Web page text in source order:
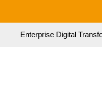
Enterprise Digital